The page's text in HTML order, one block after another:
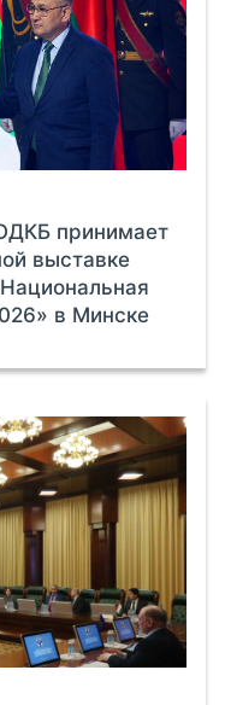
принимает
выставке
в Минске